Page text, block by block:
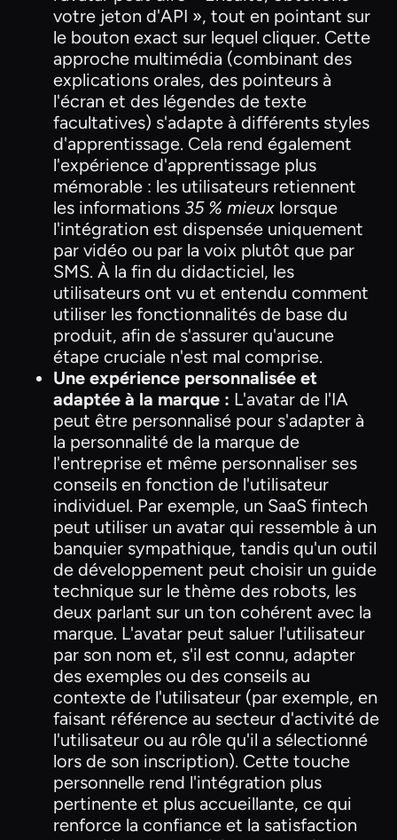
votre jeton d'API », tout en pointant sur
le bouton exact sur lequel cliquer. Cette
approche multimédia (combinant des
explications orales, des pointeurs à
l'écran et des légendes de texte
facultatives) s'adapte à différents styles
d'apprentissage. Cela rend également
l'expérience d'apprentissage plus
mémorable : les utilisateurs retiennent
les informations 35 % mieux lorsque
l'intégration est dispensée uniquement
par vidéo ou par la voix plutôt que par
SMS. À la fin du didacticiel, les
utilisateurs ont vu et entendu comment
utiliser les fonctionnalités de base du
produit, afin de s'assurer qu'aucune
étape cruciale n'est mal comprise.
Une expérience personnalisée et
adaptée à la marque : L'avatar de l'IA
peut être personnalisé pour s'adapter à
la personnalité de la marque de
l'entreprise et même personnaliser ses
conseils en fonction de l'utilisateur
individuel. Par exemple, un SaaS fintech
peut utiliser un avatar qui ressemble à un
banquier sympathique, tandis qu'un outil
de développement peut choisir un guide
technique sur le thème des robots, les
deux parlant sur un ton cohérent avec la
marque. L'avatar peut saluer l'utilisateur
par son nom et, s'il est connu, adapter
des exemples ou des conseils au
contexte de l'utilisateur (par exemple, en
faisant référence au secteur d'activité de
l'utilisateur ou au rôle qu'il a sélectionné
lors de son inscription). Cette touche
personnelle rend l'intégration plus
pertinente et plus accueillante, ce qui
renforce la confiance et la satisfaction